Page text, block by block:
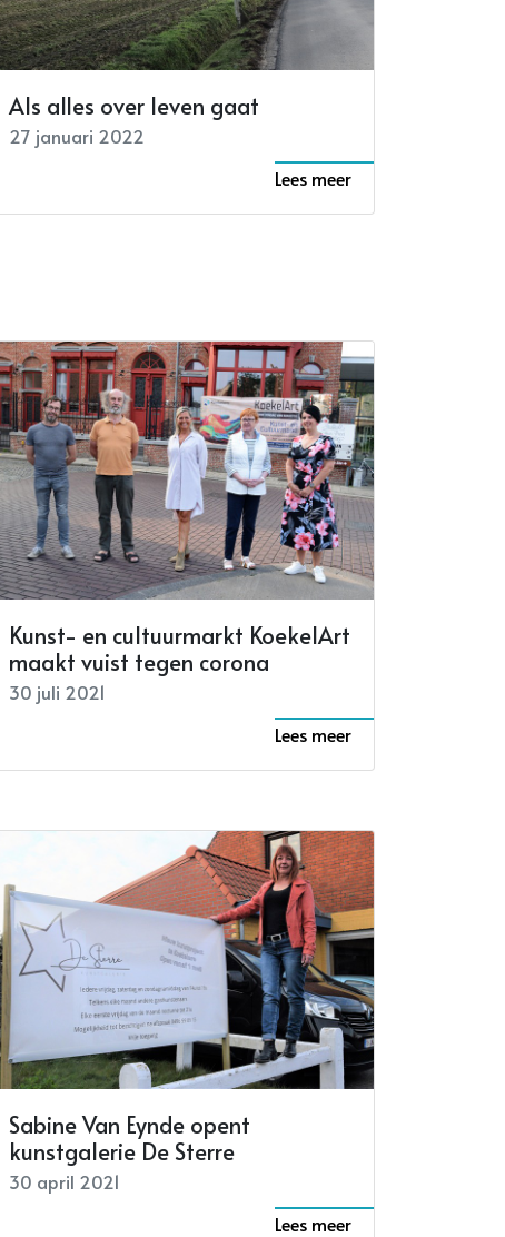
Als alles over leven gaat
27 januari 2022
Lees meer
Kunst- en cultuurmarkt KoekelArt
maakt vuist tegen corona
30 juli 2021
Lees meer
Sabine Van Eynde opent
kunstgalerie De Sterre
30 april 2021
Lees meer